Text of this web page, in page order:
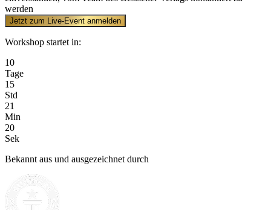
werden
Jetzt zum Live-Event anmelden
Workshop startet in:
10
Tage
15
Std
21
Min
20
Sek
Bekannt aus und ausgezeichnet durch